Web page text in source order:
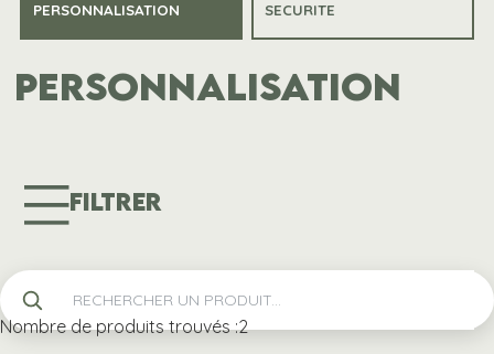
PERSONNALISATION SECURITE
PERSONNALISATION
FILTRER
Nombre de produits trouvés :2